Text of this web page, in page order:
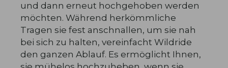
und dann erneut hochgehoben werden
möchten. Während herkömmliche
Tragen sie fest anschnallen, um sie nah
bei sich zu halten, vereinfacht Wildride
den ganzen Ablauf. Es ermöglicht Ihnen,